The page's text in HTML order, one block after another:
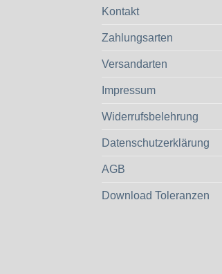
Kontakt
Zahlungsarten
Versandarten
Impressum
Widerrufsbelehrung
Datenschutzerklärung
AGB
Download Toleranzen